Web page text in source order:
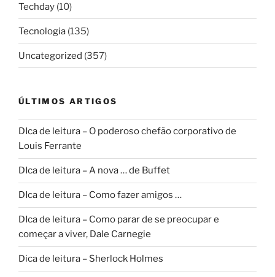
Techday (10)
Tecnologia (135)
Uncategorized (357)
ÚLTIMOS ARTIGOS
DIca de leitura – O poderoso chefão corporativo de
Louis Ferrante
DIca de leitura – A nova … de Buffet
DIca de leitura – Como fazer amigos …
DIca de leitura – Como parar de se preocupar e
começar a viver, Dale Carnegie
Dica de leitura – Sherlock Holmes